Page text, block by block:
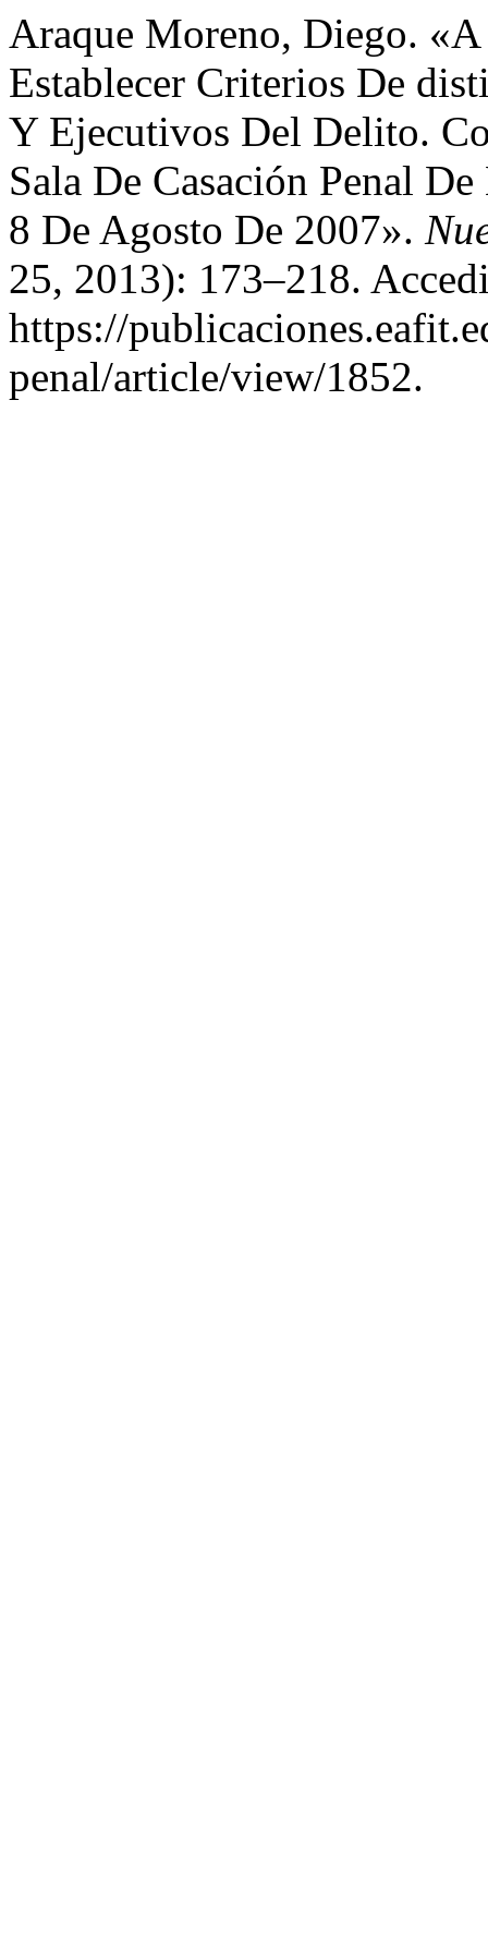
Araque Moreno, Diego.
Establecer Criterios De
Y Ejecutivos Del Delito.
Sala De Casación Penal
8 De Agosto De 2007».
25, 2013): 173–218.
https://
penal/article/view/1852.